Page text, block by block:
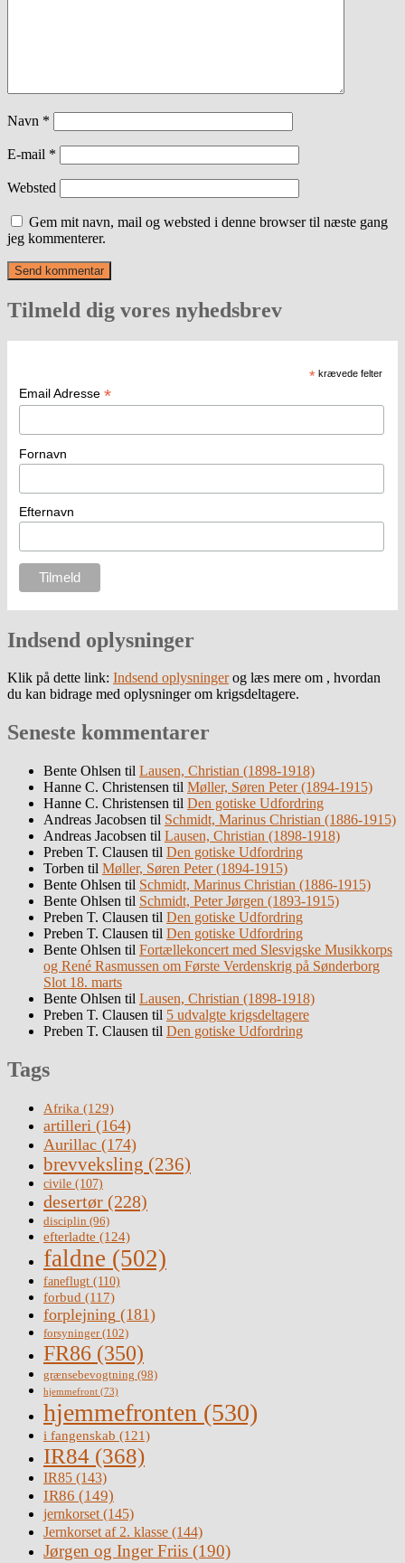
Navn *
E-mail *
Websted
Gem mit navn, mail og websted i denne browser til næste gang
jeg kommenterer.
Tilmeld dig vores nyhedsbrev
* krævede felter
Email Adresse *
Fornavn
Efternavn
Indsend oplysninger
Klik på dette link: Indsend oplysningerog læs mere om , hvordan
du kan bidrage med oplysninger om krigsdeltagere.
Seneste kommentarer
Bente Ohlsen til Lausen, Christian (1898-1918)
Hanne C. Christensen til Møller, Søren Peter (1894-1915)
Hanne C. Christensen til Den gotiske Udfordring
Andreas Jacobsen til Schmidt, Marinus Christian (1886-1915)
Andreas Jacobsen til Lausen, Christian (1898-1918)
Preben T. Clausen til Den gotiske Udfordring
Torben til Møller, Søren Peter (1894-1915)
Bente Ohlsen til Schmidt, Marinus Christian (1886-1915)
Bente Ohlsen til Schmidt, Peter Jørgen (1893-1915)
Preben T. Clausen til Den gotiske Udfordring
Preben T. Clausen til Den gotiske Udfordring
Bente Ohlsen til Fortællekoncert med Slesvigske Musikkorps
og René Rasmussen om Første Verdenskrig på Sønderborg
Slot 18. marts
Bente Ohlsen til Lausen, Christian (1898-1918)
Preben T. Clausen til 5 udvalgte krigsdeltagere
Preben T. Clausen til Den gotiske Udfordring
Tags
Afrika (129)
artilleri (164)
Aurillac (174)
brevveksling (236)
civile (107)
desertør (228)
disciplin (96)
efterladte (124)
faldne (502)
faneflugt (110)
forbud (117)
forplejning (181)
forsyninger(102)
FR86 (350)
grænsebevogtning (98)
hjemmefront (73)
hjemmefronten (530)
i fangenskab (121)
IR84 (368)
IR85 (143)
IR86 (149)
jernkorset(145)
Jernkorset af 2. klasse (144)
Jørgen og Inger Friis (190)